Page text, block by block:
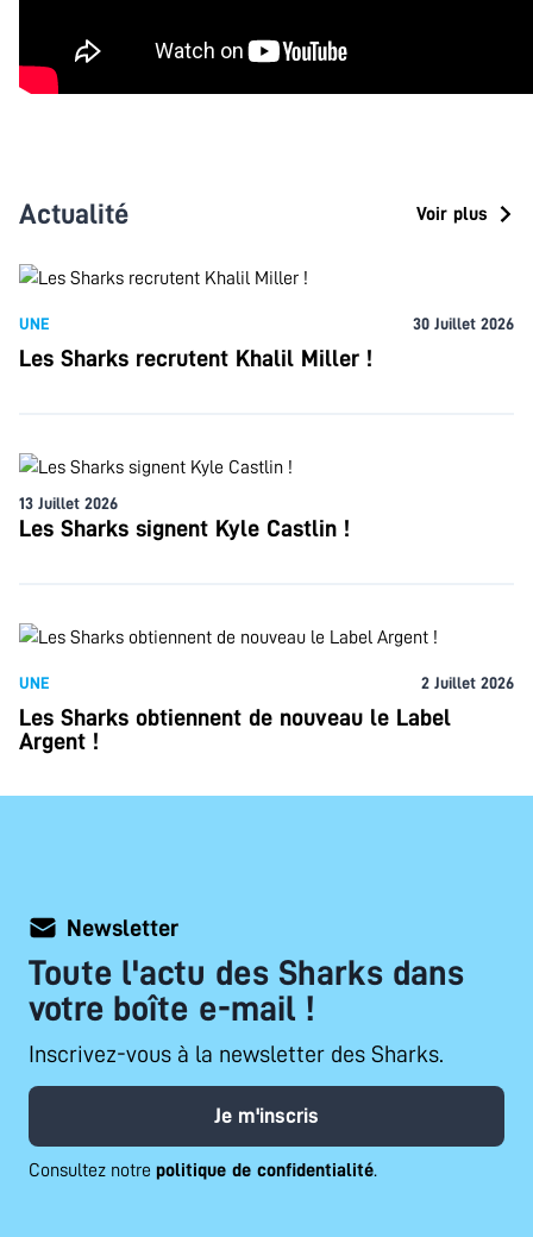
Actualité Voir plus
UNE 30 Juillet 2026
Les Sharks recrutent Khalil Miller !
13 Juillet 2026
Les Sharks signent Kyle Castlin !
UNE 2 Juillet 2026
Les Sharks obtiennent de nouveau le Label
Argent !
Newsletter
Toute l'actu des Sharks dans
votre boîte e-mail !
Inscrivez-vous à la newsletter des Sharks.
Je m'inscris
Consultez notre politique de confidentialité.